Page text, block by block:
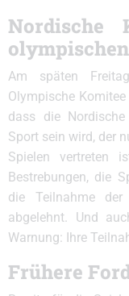
Nordische
Am späten
Olympische
dass die
Sport sein wird, der
Spielen vertreten
Bestrebungen, die
die Teilnahme der
abgelehnt. Und
Warnung: Ihre
Frühere